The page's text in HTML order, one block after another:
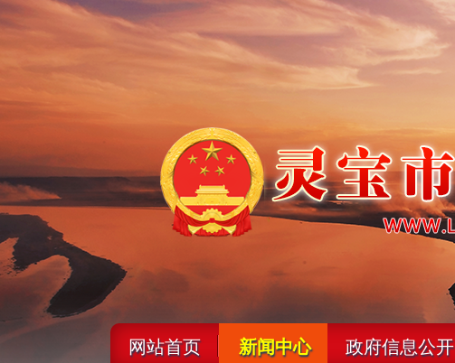
网站首页 新闻中心 政府信息公开